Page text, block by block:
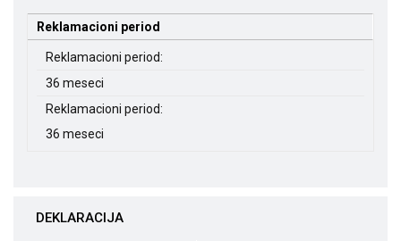
Reklamacioni period
Reklamacioni period:
36 meseci
Reklamacioni period:
36 meseci
DEKLARACIJA